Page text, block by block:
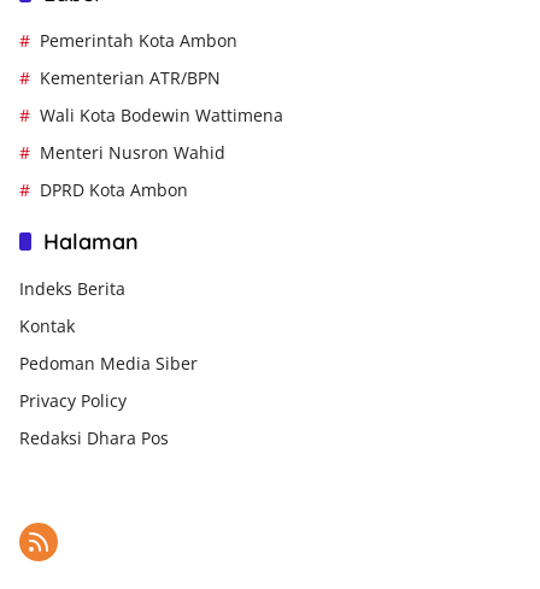
Pemerintah Kota Ambon
Kementerian ATR/BPN
Wali Kota Bodewin Wattimena
Menteri Nusron Wahid
DPRD Kota Ambon
Halaman
Indeks Berita
Kontak
Pedoman Media Siber
Privacy Policy
Redaksi Dhara Pos